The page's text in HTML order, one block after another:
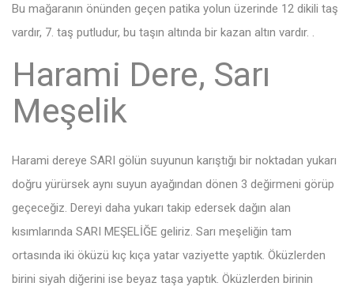
Bu mağaranın önünden geçen patika yolun üzerinde 12 dikili taş
vardır, 7. taş putludur, bu taşın altında bir kazan altın vardır. .
Harami Dere, Sarı
Meşelik
Harami dereye SARI gölün suyunun karıştığı bir noktadan yukarı
doğru yürürsek aynı suyun ayağından dönen 3 değirmeni görüp
geçeceğiz. Dereyi daha yukarı takip edersek dağın alan
kısımlarında SARI MEŞELİĞE geliriz. Sarı meşeliğin tam
ortasında iki öküzü kıç kıça yatar vaziyette yaptık. Öküzlerden
birini siyah diğerini ise beyaz taşa yaptık. Öküzlerden birinin